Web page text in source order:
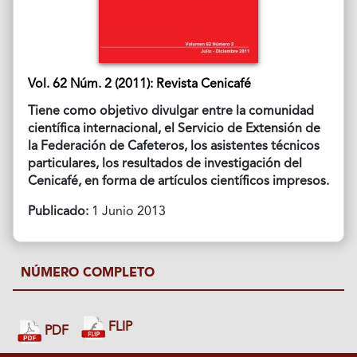
Vol. 62 Núm. 2 (2011): Revista Cenicafé
Tiene como objetivo divulgar entre la comunidad
científica internacional, el Servicio de Extensión de
la Federación de Cafeteros, los asistentes técnicos
particulares, los resultados de investigación del
Cenicafé, en forma de artículos científicos impresos.
Publicado:1 Junio 2013
NÚMERO COMPLETO
PDF FLIP